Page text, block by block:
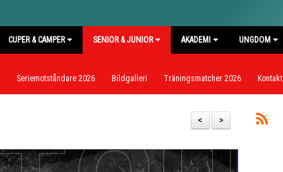
CUPER & CAMPER SENIOR & JUNIOR AKADEMI UNGDOM
Seriemotståndare 2026 Bildgalleri Träningsmatcher 2026 Kontakt
>
<